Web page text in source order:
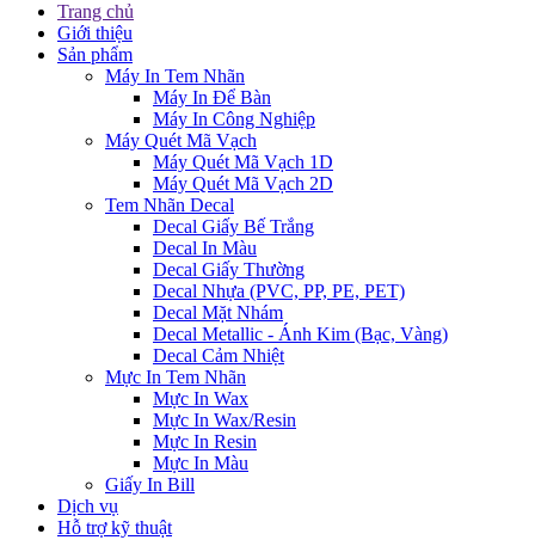
Trang chủ
Giới thiệu
Sản phẩm
Máy In Tem Nhãn
Máy In Để Bàn
Máy In Công Nghiệp
Máy Quét Mã Vạch
Máy Quét Mã Vạch 1D
Máy Quét Mã Vạch 2D
Tem Nhãn Decal
Decal Giấy Bế Trắng
Decal In Màu
Decal Giấy Thường
Decal Nhựa (PVC, PP, PE, PET)
Decal Mặt Nhám
Decal Metallic - Ánh Kim (Bạc, Vàng)
Decal Cảm Nhiệt
Mực In Tem Nhãn
Mực In Wax
Mực In Wax/Resin
Mực In Resin
Mực In Màu
Giấy In Bill
Dịch vụ
Hỗ trợ kỹ thuật